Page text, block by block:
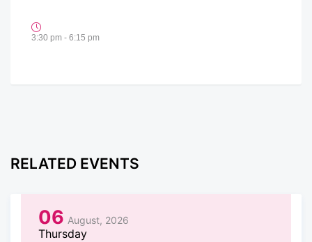
3:30 pm - 6:15 pm
RELATED EVENTS
06 August, 2026
Thursday